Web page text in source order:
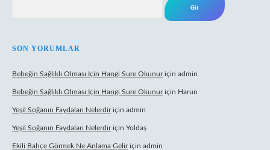
SON YORUMLAR
Bebeğin Sağlıklı Olması Için Hangi Sure Okunuriçin admin
Bebeğin Sağlıklı Olması Için Hangi Sure Okunuriçin Harun
Yeşil Soğanın Faydaları Nelerdiriçin admin
Yeşil Soğanın Faydaları Nelerdiriçin Yoldaş
Ekili Bahçe Görmek Ne Anlama Geliriçin admin